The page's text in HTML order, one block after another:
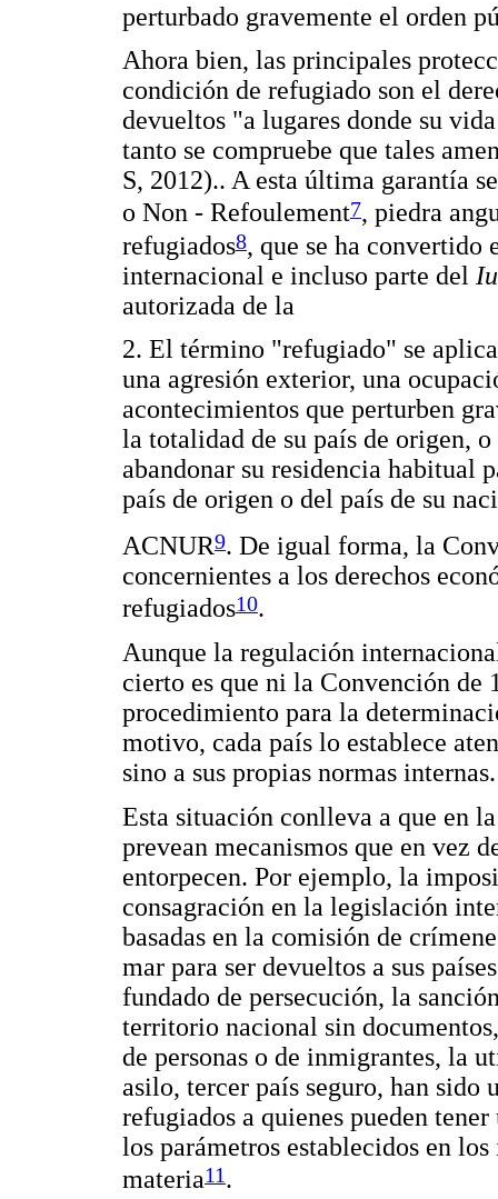
perturbado gravemente el orden
Ahora bien, las principales
condición de refugiado son el
devueltos "a lugares donde su
tanto se compruebe que tales
S, 2012).. A esta última garantía
o Non - Refoulement7, piedra
refugiados8, que se ha convertido
internacional e incluso parte del
autorizada de la
2. El término "refugiado" se
una agresión exterior, una
acontecimientos que perturben
la totalidad de su país de origen,
abandonar su residencia habitual
país de origen o del país de su
ACNUR9. De igual forma, la
concernientes a los derechos
refugiados10.
Aunque la regulación
cierto es que ni la Convención de
procedimiento para la
motivo, cada país lo establece
sino a sus propias normas internas.
Esta situación conlleva a que en
prevean mecanismos que en vez
entorpecen. Por ejemplo, la
consagración en la legislación
basadas en la comisión de
mar para ser devueltos a sus
fundado de persecución, la
territorio nacional sin
de personas o de inmigrantes, la
asilo, tercer país seguro, han
refugiados a quienes pueden
los parámetros establecidos en
materia11.